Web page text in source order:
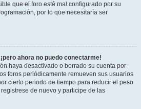
que el foro esté mal configurado por su
por lo que necesitaría ser
ahora no puedo conectarme!
haya desactivado o borrado su cuenta por
foros periódicamente remueven sus usuarios
cierto periodo de tiempo para reducir el peso
de nuevo y participe de las